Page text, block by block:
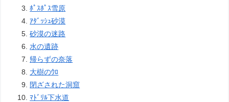
ﾎﾟｽﾎﾟｽ雪原
ｱﾀﾞｯｼｭ砂漠
砂漠の迷路
水の遺跡
帰らずの奈落
大樹のｳﾛ
閉ざされた洞窟
ﾏﾄﾞﾘﾙ下水道